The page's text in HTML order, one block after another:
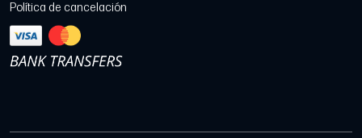
Política de cancelación